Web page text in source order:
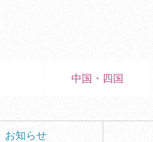
中国・四国
お知らせ